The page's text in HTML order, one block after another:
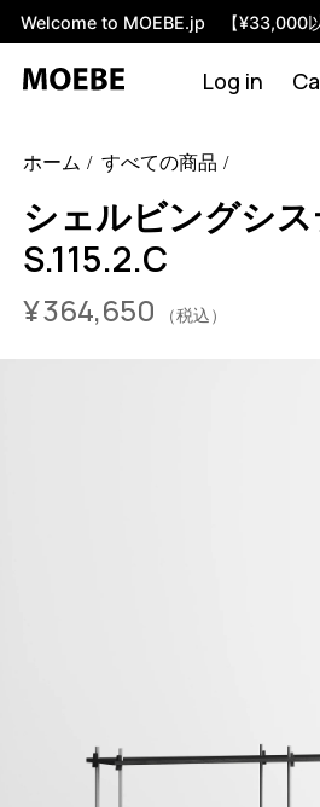
Welcome to MOEBE.jp 【¥33,000以
Log in
system-s-115-2-
S.115.2.C.OA.BL0
ホーム すべての商品
シェルビングシ
S.115.2.C
¥364,650 （税込）